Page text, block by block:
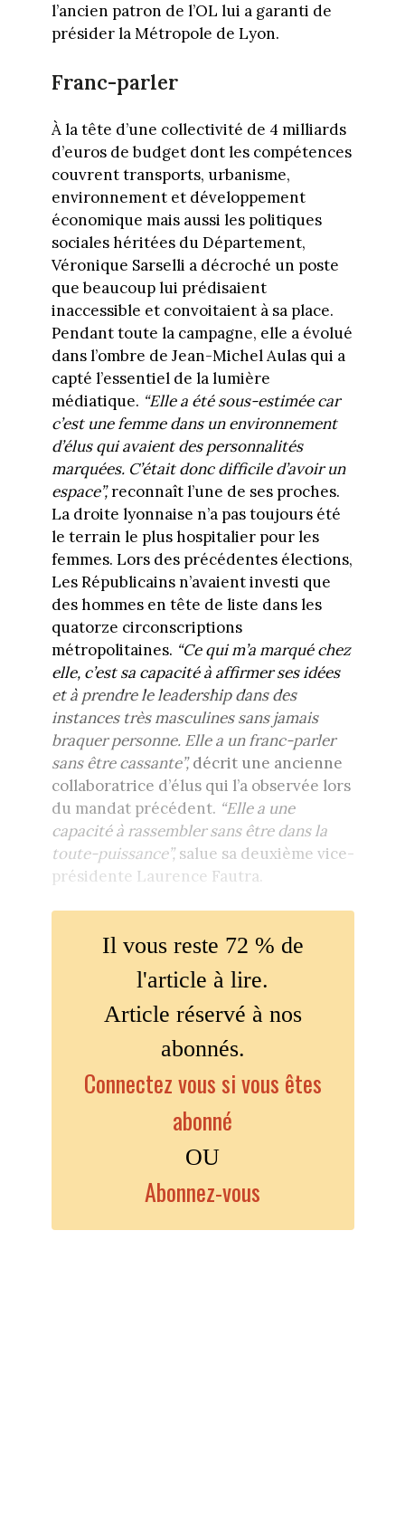
l’ancien patron de l’OL lui a garanti de
présider la Métropole de Lyon.
Franc-parler
À la tête d’une collectivité de 4 milliards
d’euros de budget dont les compétences
couvrent transports, urbanisme,
environnement et développement
économique mais aussi les politiques
sociales héritées du Département,
Véronique Sarselli a décroché un poste
que beaucoup lui prédisaient
inaccessible et convoitaient à sa place.
Pendant toute la campagne, elle a évolué
dans l’ombre de Jean-Michel Aulas qui a
capté l’essentiel de la lumière
médiatique. “Elle a été sous-estimée car
c’est une femme dans un environnement
d’élus qui avaient des personnalités
marquées. C’était donc difficile d’avoir un
espace”,reconnaît l’une de ses proches.
La droite lyonnaise n’a pas toujours été
le terrain le plus hospitalier pour les
femmes. Lors des précédentes élections,
Les Républicains n’avaient investi que
des hommes en tête de liste dans les
quatorze circonscriptions
métropolitaines. “Ce qui m’a marqué chez
elle, c’est sa capacité à affirmer ses idées
et à prendre le leadership dans des
instances très masculines sans jamais
braquer personne. Elle a un franc-parler
sans être cassante”,décrit une ancienne
collaboratrice d’élus qui l’a observée lors
du mandat précédent. “Elle a une
capacité à rassembler sans être dans la
toute-puissance”,salue sa deuxième vice-
présidente Laurence Fautra.
Il vous reste 72 % de
l'article à lire.
Article réservé à nos
abonnés.
Connectez vous si vous êtes
abonné
OU
Abonnez-vous